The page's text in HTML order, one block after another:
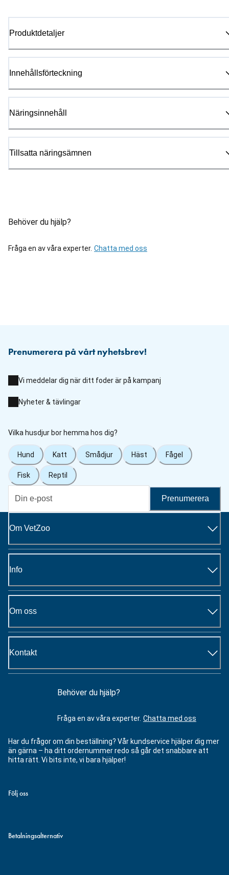
Produktdetaljer
Innehållsförteckning
Näringsinnehåll
Tillsatta näringsämnen
Behöver du hjälp?
Fråga en av våra experter. Chatta med oss
Prenumerera på vårt nyhetsbrev!
Vi meddelar dig när ditt foder är på kampanj
Nyheter & tävlingar
Vilka husdjur bor hemma hos dig?
Hund Katt Smådjur Häst Fågel
Fisk Reptil
Prenumerera
Om VetZoo
Info
Om oss
Kontakt
Behöver du hjälp?
Fråga en av våra experter. Chatta med oss
Har du frågor om din beställning? Vår kundservice hjälper dig mer
än gärna – ha ditt ordernummer redo så går det snabbare att
hitta rätt. Vi bits inte, vi bara hjälper!
Följ oss
Betalningsalternativ